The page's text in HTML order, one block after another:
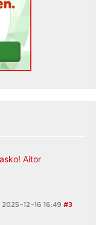
Aitor
2025-12-16 16:49 #3